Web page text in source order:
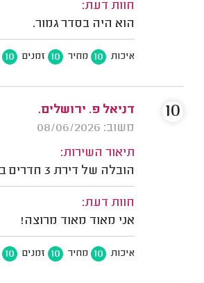
חוות דעת:
הוא היה בסדר גמור.
איכות 10 מחיר 10 זמנים 10
דניאל פ. ירושלים.
משוב: 08/06/2026
תיאור השירות:
הובלה של דירת 3 חדרים בבת ים.
חוות דעת:
אני מאוד מאוד מרוצה!
איכות 10 מחיר 10 זמנים 10
10